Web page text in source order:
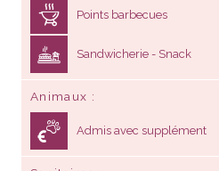
Points barbecues
Sandwicherie - Snack
Animaux
Admis avec supplément